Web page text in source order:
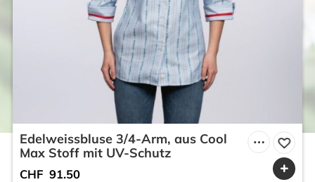
Edelweissbluse 3/4-Arm, aus Cool
Max Stoff mit UV-Schutz
CHF 91.50